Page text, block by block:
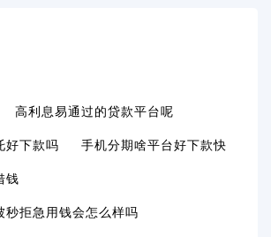
高利息易通过的贷款平台呢
好下款吗 手机分期啥平台好下款快
钱
秒拒急用钱会怎么样吗